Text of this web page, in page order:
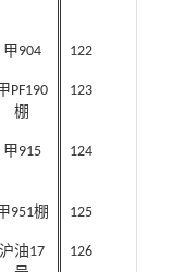
甲904 122
PF190
棚
123
甲915 124
951棚 125
沪油17
126